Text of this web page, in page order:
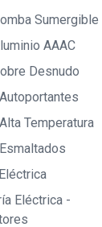
Sumergible
AAAC
Desnudo
Temperatura
Eléctrica -